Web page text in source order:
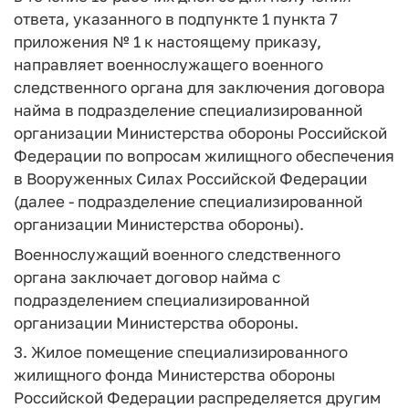
ответа, указанного в подпункте 1 пункта 7
приложения № 1 к настоящему приказу,
направляет военнослужащего военного
следственного органа для заключения договора
найма в подразделение специализированной
организации Министерства обороны Российской
Федерации по вопросам жилищного обеспечения
в Вооруженных Силах Российской Федерации
(далее - подразделение специализированной
организации Министерства обороны).
Военнослужащий военного следственного
органа заключает договор найма с
подразделением специализированной
организации Министерства обороны.
3. Жилое помещение специализированного
жилищного фонда Министерства обороны
Российской Федерации распределяется другим